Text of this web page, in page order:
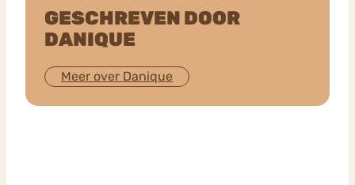
GESCHREVEN DOOR
DANIQUE
Meer over Danique